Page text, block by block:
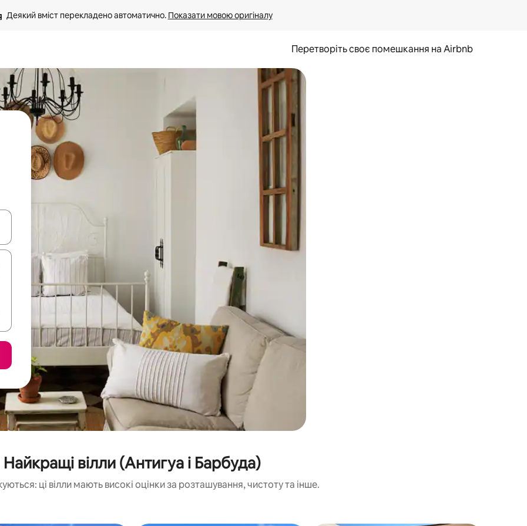
Деякий вміст перекладено автоматично. Показати мовою оригіналу
Перетворіть своє помешкання на Airbnb
навігації сторінкою клавіші зі стрілками вгору та вниз або жести дотику та гортання.
Найкращі вілли (Антигуа і Барбуда)
ці вілли мають високі оцінки за розташування, чистоту та інше.